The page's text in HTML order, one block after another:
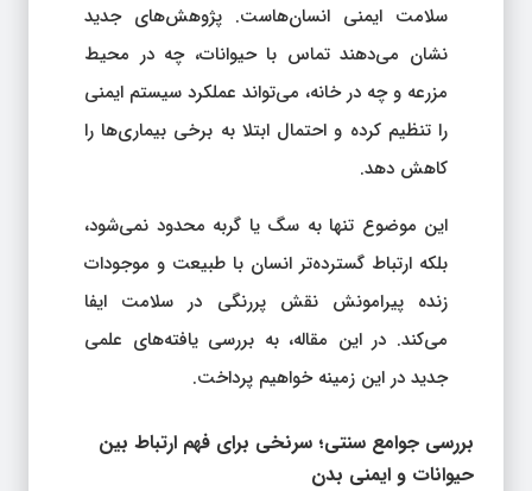
سلامت ایمنی انسان‌هاست. پژوهش‌های جدید
نشان می‌دهند تماس با حیوانات، چه در محیط
مزرعه و چه در خانه، می‌تواند عملکرد سیستم ایمنی
را تنظیم کرده و احتمال ابتلا به برخی بیماری‌ها را
کاهش دهد.
این موضوع تنها به سگ یا گربه محدود نمی‌شود،
بلکه ارتباط گسترده‌تر انسان با طبیعت و موجودات
زنده پیرامونش نقش پررنگی در سلامت ایفا
می‌کند. در این مقاله، به بررسی یافته‌های علمی
جدید در این زمینه خواهیم پرداخت.
بررسی جوامع سنتی؛ سرنخی برای فهم ارتباط بین
حیوانات و ایمنی بدن